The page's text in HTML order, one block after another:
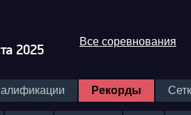
2025
Все соревнования
Рекорды